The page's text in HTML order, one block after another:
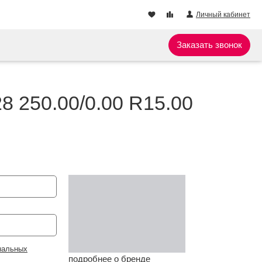
Личный кабинет
Заказать звонок
250.00/0.00 R15.00
подробнее о бренде